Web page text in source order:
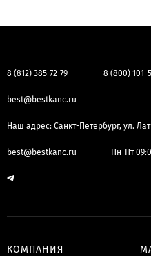
8 (812) 385-72-79 8 (800) 101-
best@bestkanc.ru
Наш адрес: Санкт-Петербург, ул.
best@bestkanc.ru Пн-Пт
КОМПАНИЯ